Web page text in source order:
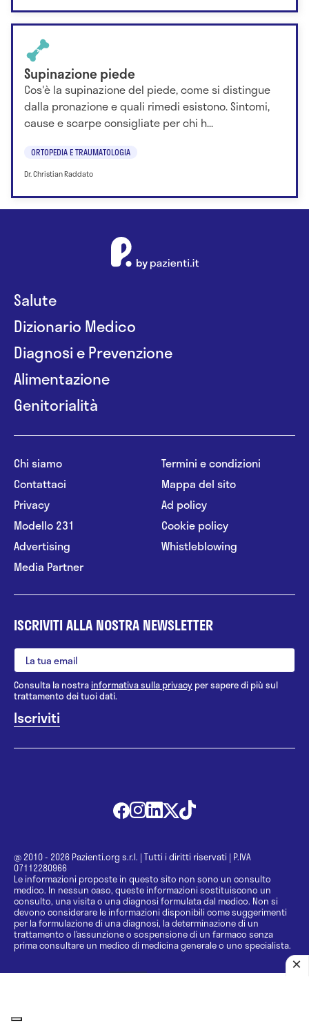
Supinazione piede
Cos'è la supinazione del piede, come si distingue
dalla pronazione e quali rimedi esistono. Sintomi,
cause e scarpe consigliate per chi h...
ORTOPEDIA E TRAUMATOLOGIA
Dr. Christian Raddato
Salute
Dizionario Medico
Diagnosi e Prevenzione
Alimentazione
Genitorialità
Chi siamo
Contattaci
Privacy
Modello 231
Advertising
Media Partner
Termini e condizioni
Mappa del sito
Ad policy
Cookie policy
Whistleblowing
ISCRIVITI ALLA NOSTRA NEWSLETTER
Consulta la nostrainformativa sulla privacy per sapere di più sul
trattamento dei tuoi dati.
@ 2010 - 2026 Pazienti.org s.r.l. | Tutti i diritti riservati | P.IVA
07112280966
Le informazioni proposte in questo sito non sono un consulto
medico. In nessun caso, queste informazioni sostituiscono un
consulto, una visita o una diagnosi formulata dal medico. Non si
devono considerare le informazioni disponibili come suggerimenti
per la formulazione di una diagnosi, la determinazione di un
trattamento o l’assunzione o sospensione di un farmaco senza
prima consultare un medico di medicina generale o uno specialista.